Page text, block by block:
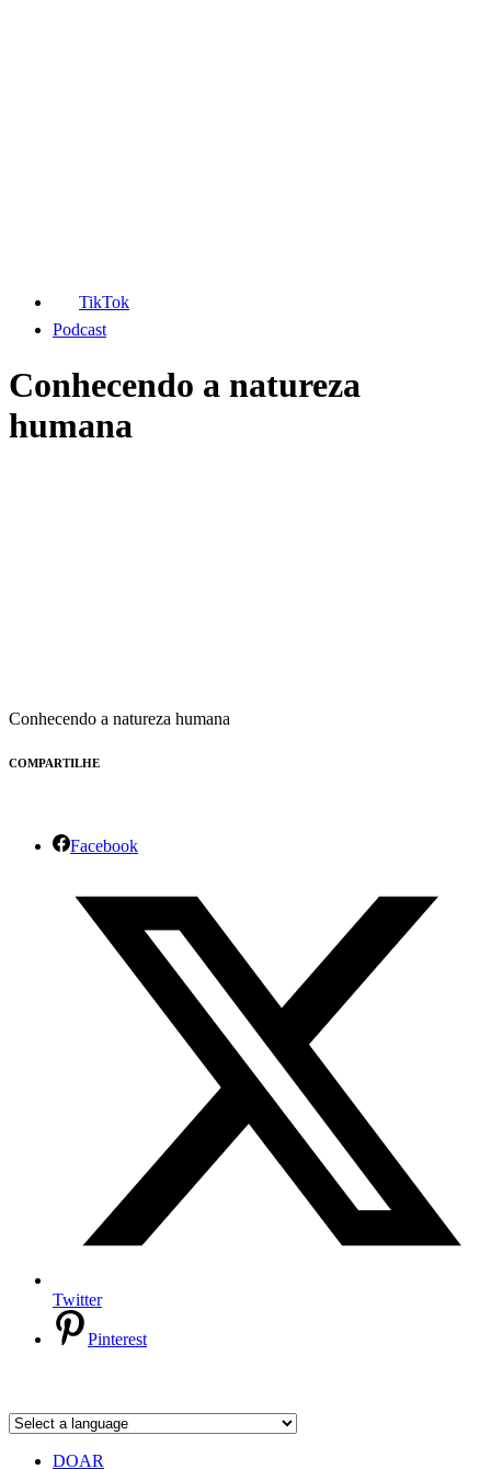
TikTok
Podcast
Conhecendo a natureza
humana
Conhecendo a natureza humana
COMPARTILHE
Facebook
Twitter
Pinterest
DOAR